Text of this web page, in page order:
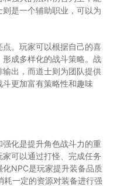
是一个辅助职业，可以为
。玩家可以根据自己的喜
成多样化的战斗策略。战
出，而道士则为团队提供
更加富有策略性和趣味
化是提升角色战斗力的重
可以通过打怪、完成任务
NPC是玩家提升装备品质
耗一定的资源对装备进行强